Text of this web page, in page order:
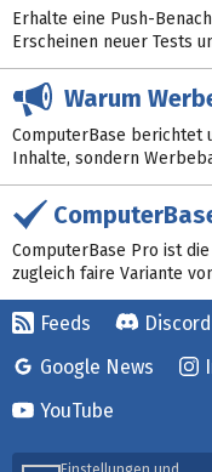
Erhalte eine Push-
Erscheinen neuer Tests
Warum
ComputerBase berichtet
Inhalte, sondern
ComputerBase Pro ist
zugleich faire Variante
Feeds Discord
Google News
YouTube